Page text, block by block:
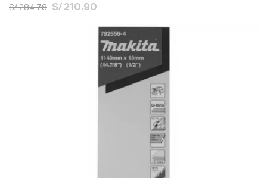
S/ 284.78 S/ 210.90